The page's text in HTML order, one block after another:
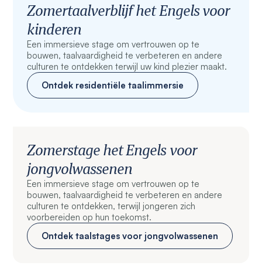
Zomertaalverblijf het Engels voor
kinderen
Een immersieve stage om vertrouwen op te
bouwen, taalvaardigheid te verbeteren en andere
culturen te ontdekken terwijl uw kind plezier maakt.
Ontdek residentiële taalimmersie
Zomerstage het Engels voor
jongvolwassenen
Een immersieve stage om vertrouwen op te
bouwen, taalvaardigheid te verbeteren en andere
culturen te ontdekken, terwijl jongeren zich
voorbereiden op hun toekomst.
Ontdek taalstages voor jongvolwassenen